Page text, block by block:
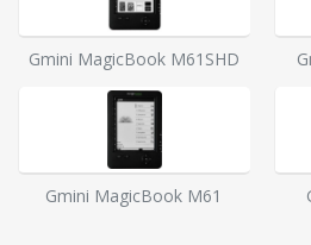
Gmini MagicBook M61SHD
Gmini MagicBook M61